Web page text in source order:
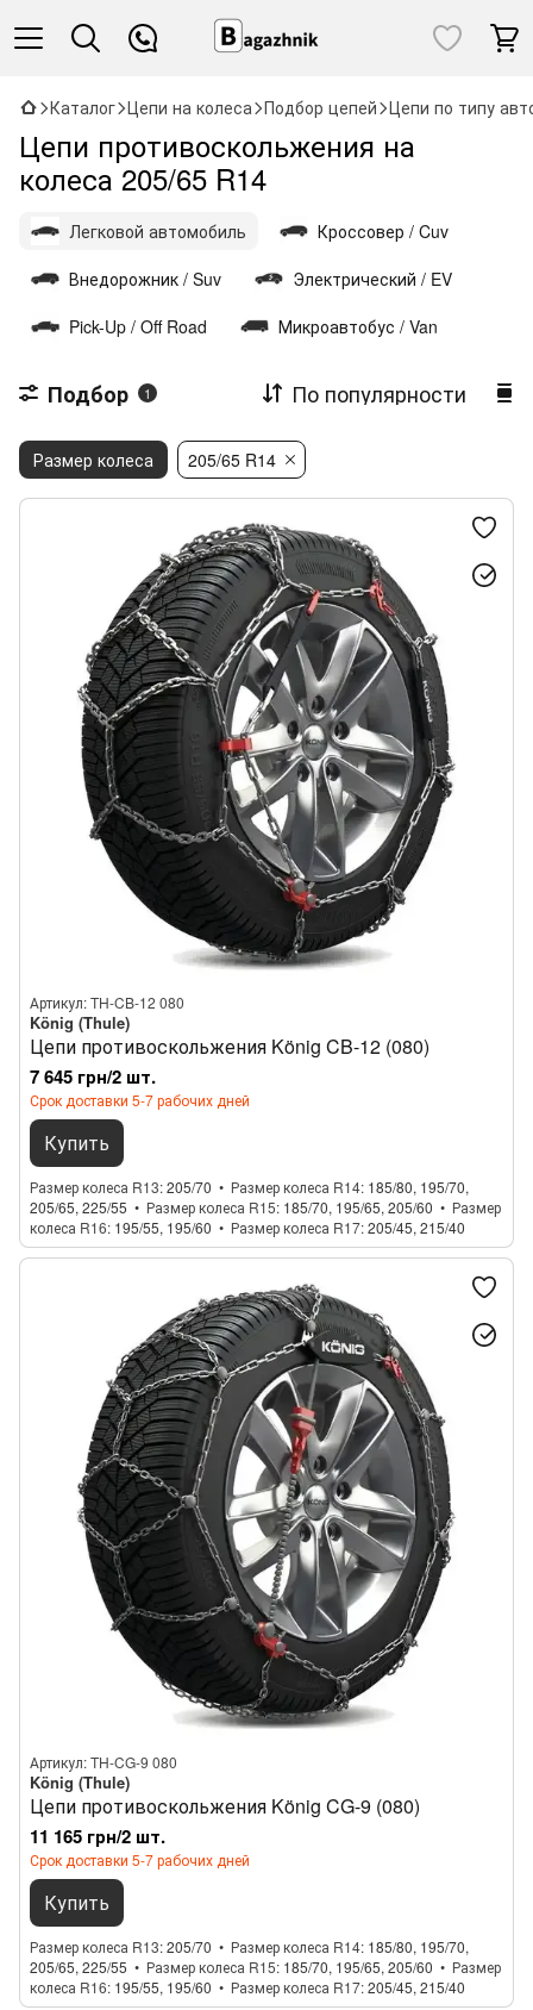
Каталог Цепи на колеса Подбор цепей Цепи по типу
Цепи противоскольжения на
колеса 205/65 R14
Легковой автомобиль
Кроссовер / Cuv
Внедорожник / Suv
Электрический / EV
Pick-Up / Off Road
Микроавтобус / Van
Подбор 1 По популярности
Размер колеса 205/65 R14
Артикул: TH-CB-12 080
König (Thule)
Цепи противоскольжения König CB-12 (080)
7 645 грн/2 шт.
Срок доставки 5-7 рабочих дней
Купить
Размер колеса R13 205/70 Размер колеса R14 185/80, 195/70,
205/65, 225/55
Размер колеса R15 185/70, 195/65, 205/60
Размер
колеса R16 195/55, 195/60 Размер колеса R17 205/45, 215/40
Артикул: TH-CG-9 080
König (Thule)
Цепи противоскольжения König CG-9 (080)
11 165 грн/2 шт.
Срок доставки 5-7 рабочих дней
Купить
Размер колеса R13 205/70 Размер колеса R14 185/80, 195/70,
205/65, 225/55
Размер колеса R15 185/70, 195/65, 205/60
Размер
колеса R16 195/55, 195/60 Размер колеса R17 205/45, 215/40